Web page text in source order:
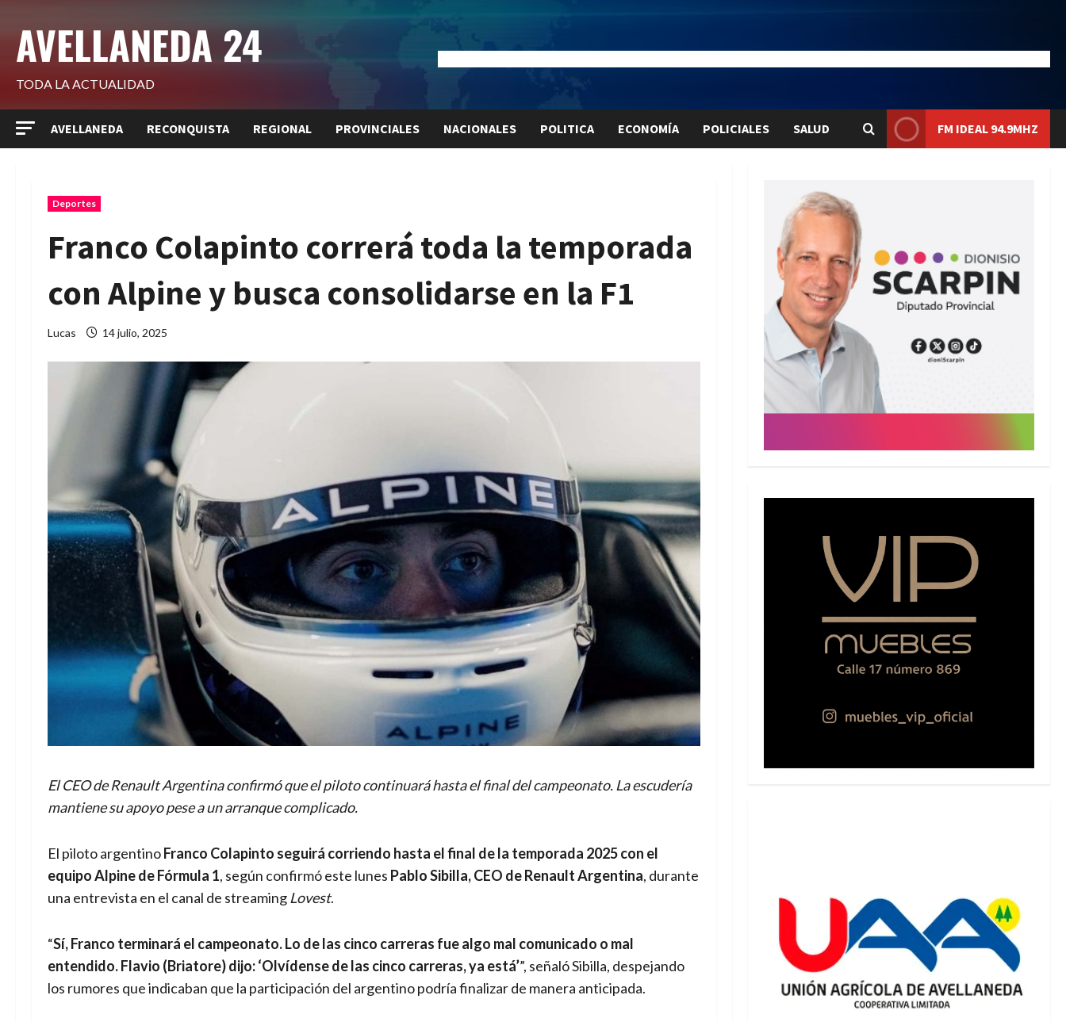
contenido
AVELLANEDA 24
TODA LA ACTUALIDAD
AVELLANEDA RECONQUISTA REGIONAL PROVINCIALES NACIONALES POLITICA ECONOMÍA POLICIALES SALUD FM IDEAL 94.9MHZ
Deportes
Franco Colapinto correrá toda la temporada
con Alpine y busca consolidarse en la F1
Lucas 14 julio, 2025
El CEO de Renault Argentina confirmó que el piloto continuará hasta el final del campeonato. La escudería
mantiene su apoyo pese a un arranque complicado.
El piloto argentinoFranco Colapinto seguirá corriendo hasta el final de la temporada 2025 con el
equipo Alpine de Fórmula 1, según confirmó este lunes Pablo Sibilla, CEO de Renault Argentina, durante
una entrevista en el canal de streaming Lovest.
“Sí, Franco terminará el campeonato. Lo de las cinco carreras fue algo mal comunicado o mal
entendido. Flavio (Briatore) dijo: ‘Olvídense de las cinco carreras, ya está’”, señaló Sibilla, despejando
los rumores que indicaban que la participación del argentino podría finalizar de manera anticipada.